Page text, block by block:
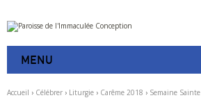
Aller
au
contenu.
à
navigation
Outils
personnels
MENU
Accueil › Célébrer › Liturgie › Carême 2018 › Semaine Sainte